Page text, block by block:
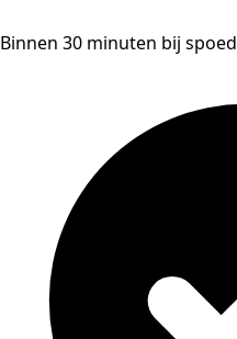
Binnen 30 minuten bij spoed